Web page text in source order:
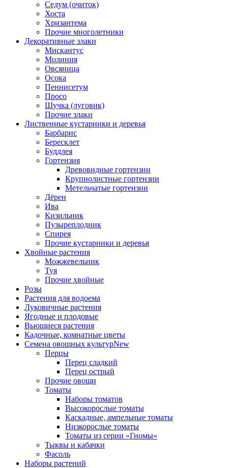
Седум (очиток)
Хоста
Хризантема
Прочие многолетники
Декоративные злаки
Мискантус
Молиния
Овсяница
Осока
Пеннисетум
Просо
Щучка (луговик)
Прочие злаки
Лиственные кустарники и деревья
Барбарис
Бересклет
Буддлея
Гортензия
Древовидные гортензии
Крупнолистные гортензии
Метельчатые гортензии
Дёрен
Ива
Кизильник
Пузыреплодник
Спирея
Прочие кустарники и деревья
Хвойные растения
Можжевельник
Туя
Прочие хвойные
Розы
Растения для водоема
Луковичные растения
Ягодные и плодовые
Вьющиеся растения
Кадочные, комнатные цветы
Семена овощных культурNew
Перцы
Перец сладкий
Перец острый
Прочие овощи
Томаты
Наборы томатов
Высокорослые томаты
Каскадные, ампельные томаты
Низкорослые томаты
Томаты из серии «Гномы»
Тыквы и кабачки
Фасоль
Наборы растений